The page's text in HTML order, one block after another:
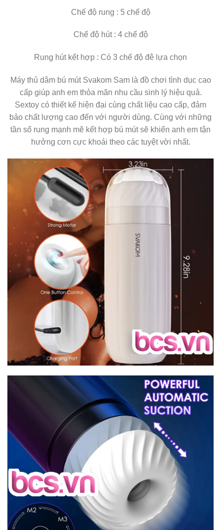
Chế độ rung : 5 chế độ
Chế độ hút : 4 chế độ
Rung hút kết hợp : Có 3 chế độ đê lựa chọn
Máy thủ dâm bú mút Svakom Sam là đồ chơi tình dục cao
cấp giúp anh em thỏa mãn nhu cầu sinh lý hiệu quả.
Sextoy có thiết kế hiện đại cùng chất liệu cao cấp, đảm
bảo chất lượng cao đến với người dùng. Cùng với những
tần số rung mạnh mẽ kết hợp bú mút sẽ khiến anh em tận
hưởng cơn cực khoái theo các tuyệt vời nhất.